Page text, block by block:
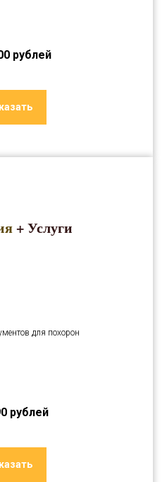
рублей
+ Услуги
для похорон
рублей